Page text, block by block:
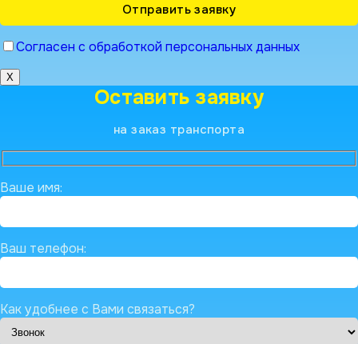
Согласен с обработкой персональных данных
X
Оставить заявку
на заказ транспорта
Ваше имя:
Ваш телефон:
Как удобнее с Вами связаться?